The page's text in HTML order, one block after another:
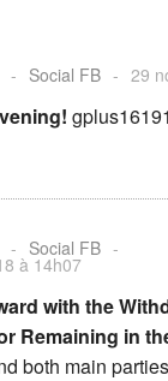
- Social FB - 29
- Social FB -
à 14h07
with the
Remaining in
both main